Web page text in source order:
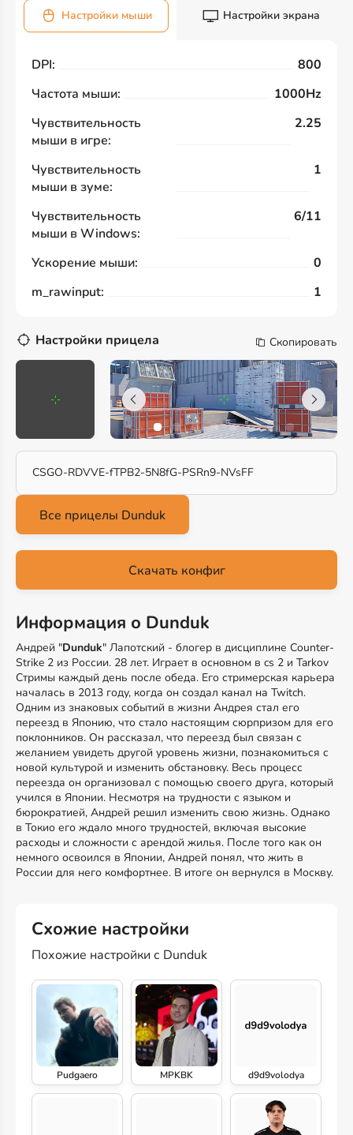
Настройки мыши Настройки экрана
DPI:
800
Частота мыши:
1000Hz
Чувствительность
мыши в игре:
2.25
Чувствительность
мыши в зуме:
1
Чувствительность
мыши в Windows:
6/11
Ускорение мыши:
0
m_rawinput:
1
Настройки прицела Скопировать
CSGO-RDVVE-fTPB2-5N8fG-PSRn9-NVsFF
Скачать конфиг
Информация о Dunduk
Андрей "Dunduk" Лапотский - блогер в дисциплине Counter-
Strike 2 из России. 28 лет. Играет в основном в cs 2 и Tarkov
Стримы каждый день после обеда. Его стримерская карьера
началась в 2013 году, когда он создал канал на Twitch.
Одним из знаковых событий в жизни Андрея стал его
переезд в Японию, что стало настоящим сюрпризом для его
поклонников. Он рассказал, что переезд был связан с
желанием увидеть другой уровень жизни, познакомиться с
новой культурой и изменить обстановку. Весь процесс
переезда он организовал с помощью своего друга, который
учился в Японии. Несмотря на трудности с языком и
бюрократией, Андрей решил изменить свою жизнь. Однако
в Токио его ждало много трудностей, включая высокие
расходы и сложности с арендой жилья. После того как он
немного освоился в Японии, Андрей понял, что жить в
России для него комфортнее. В итоге он вернулся в Москву.
Схожие настройки
Похожие настройки с Dunduk
Pudgaero MPKBK d9d9volodya